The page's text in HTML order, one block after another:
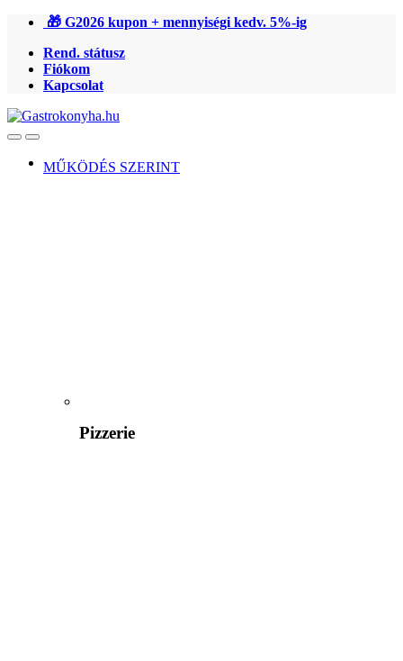
Ugrás
navigációhoz
Ugrás
tartalomra
🎁 G2026 kupon + mennyiségi kedv. 5%-ig
Rend. státusz
Fiókom
Kapcsolat
OpenClose
MŰKÖDÉS SZERINT
Pizzerie